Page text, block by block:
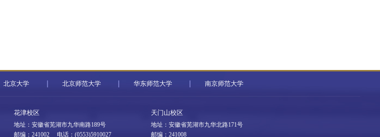
北京大学 北京师范大学 华东师范大学 南京师范大学
花津校区
地址：安徽省芜湖市九华南路189号
邮编：241002 电话：(0553)5910027
天门山校区
地址：安徽省芜湖市九华北路171号
邮编：241008